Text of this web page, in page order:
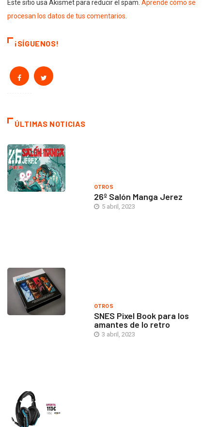
Este sitio usa Akismet para reducir el spam. Aprende cómo se
procesan los datos de tus comentarios
¡SÍGUENOS!
ÚLTIMAS NOTICIAS
OTROS
26º Salón Manga Jerez
5 abril, 2023
OTROS
SNES Pixel Book para los
amantes de lo retro
3 abril, 2023